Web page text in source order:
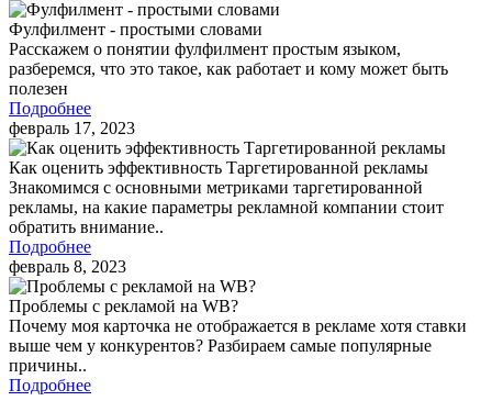
Фулфилмент - простыми словами
Расскажем о понятии фулфилмент простым языком,
разберемся, что это такое, как работает и кому может быть
полезен
Подробнее
февраль 17, 2023
Как оценить эффективность Таргетированной рекламы
Знакомимся с основными метриками таргетированной
рекламы, на какие параметры рекламной компании стоит
обратить внимание..
Подробнее
февраль 8, 2023
Проблемы с рекламой на WB?
Почему моя карточка не отображается в рекламе хотя ставки
выше чем у конкурентов? Разбираем самые популярные
причины..
Подробнее